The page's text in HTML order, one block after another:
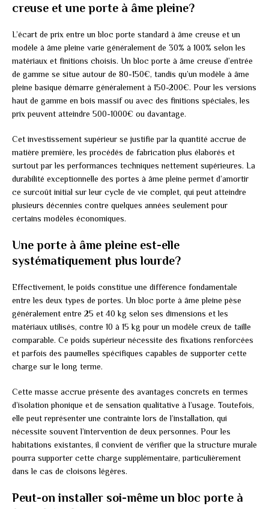
creuse et une porte à âme pleine?
L’écart de prix entre un bloc porte standard à âme creuse et un
modèle à âme pleine varie généralement de 30% à 100% selon les
matériaux et finitions choisis. Un bloc porte à âme creuse d’entrée
de gamme se situe autour de 80-150€, tandis qu’un modèle à âme
pleine basique démarre généralement à 150-200€. Pour les versions
haut de gamme en bois massif ou avec des finitions spéciales, les
prix peuvent atteindre 500-1000€ ou davantage.
Cet investissement supérieur se justifie par la quantité accrue de
matière première, les procédés de fabrication plus élaborés et
surtout par les performances techniques nettement supérieures. La
durabilité exceptionnelle des portes à âme pleine permet d’amortir
ce surcoût initial sur leur cycle de vie complet, qui peut atteindre
plusieurs décennies contre quelques années seulement pour
certains modèles économiques.
Une porte à âme pleine est-elle
systématiquement plus lourde?
Effectivement, le poids constitue une différence fondamentale
entre les deux types de portes. Un bloc porte à âme pleine pèse
généralement entre 25 et 40 kg selon ses dimensions et les
matériaux utilisés, contre 10 à 15 kg pour un modèle creux de taille
comparable. Ce poids supérieur nécessite des fixations renforcées
et parfois des paumelles spécifiques capables de supporter cette
charge sur le long terme.
Cette masse accrue présente des avantages concrets en termes
d’isolation phonique et de sensation qualitative à l’usage. Toutefois,
elle peut représenter une contrainte lors de l’installation, qui
nécessite souvent l’intervention de deux personnes. Pour les
habitations existantes, il convient de vérifier que la structure murale
pourra supporter cette charge supplémentaire, particulièrement
dans le cas de cloisons légères.
Peut-on installer soi-même un bloc porte à